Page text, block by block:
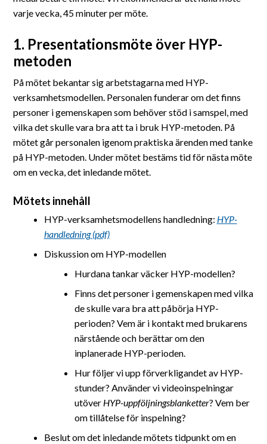
varje vecka, 45 minuter per möte.
1. Presentationsmöte över HYP-
metoden
På mötet bekantar sig arbetstagarna med HYP-
verksamhetsmodellen. Personalen funderar om det finns
personer i gemenskapen som behöver stöd i samspel, med
vilka det skulle vara bra att ta i bruk HYP-metoden. På
mötet går personalen igenom praktiska ärenden med tanke
på HYP-metoden. Under mötet bestäms tid för nästa möte
om en vecka, det inledande mötet.
Mötets innehåll
HYP-verksamhetsmodellens handledning: HYP-
handledning (pdf)
Diskussion om HYP-modellen
Hurdana tankar väcker HYP-modellen?
Finns det personer i gemenskapen med vilka
de skulle vara bra att påbörja HYP-
perioden? Vem är i kontakt med brukarens
närstående och berättar om den
inplanerade HYP-perioden.
Hur följer vi upp förverkligandet av HYP-
stunder? Använder vi videoinspelningar
utöver HYP-uppföljningsblanketter? Vem ber
om tillåtelse för inspelning?
Beslut om det inledande mötets tidpunkt om en